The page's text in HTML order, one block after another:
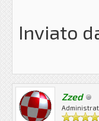
Inviato
Zzed